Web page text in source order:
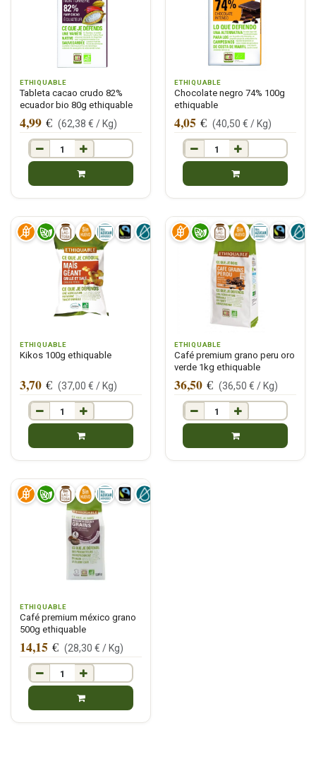
ETHIQUABLE
Tableta cacao crudo 82%
ecuador bio 80g ethiquable
4,99 € (62,38 € / Kg)
ETHIQUABLE
Chocolate negro 74% 100g
ethiquable
4,05 € (40,50 € / Kg)
ETHIQUABLE
Kikos 100g ethiquable
3,70 € (37,00 € / Kg)
ETHIQUABLE
Café premium grano peru oro
verde 1kg ethiquable
36,50 € (36,50 € / Kg)
ETHIQUABLE
Café premium méxico grano
500g ethiquable
14,15 € (28,30 € / Kg)